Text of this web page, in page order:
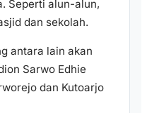
Seperti alun-alun,
dan sekolah.
antara lain akan
Sarwo Edhie
dan Kutoarjo